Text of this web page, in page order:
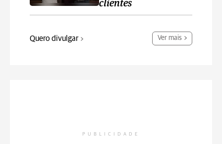
clientes
Quero divulgar Ver mais
PUBLICIDADE